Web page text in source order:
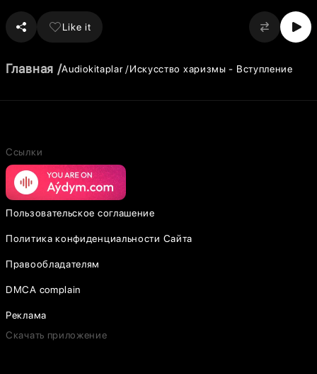
Like it
Главная Audiokitaplar Искусство харизмы - Вступление
Ссылки
Пользовательское соглашение
Политика конфиденциальности Сайта
Правообладателям
DMCA complain
Реклама
Скачать приложение